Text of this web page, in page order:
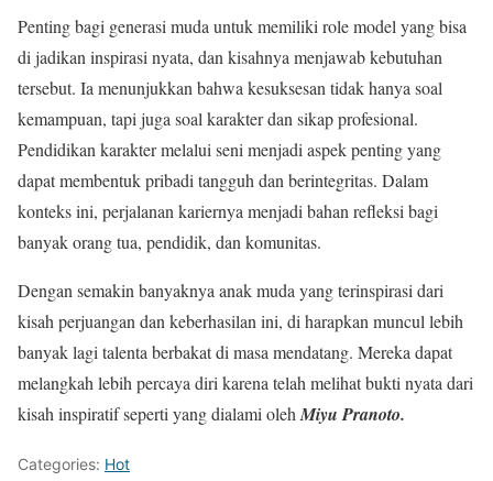
Penting bagi generasi muda untuk memiliki role model yang bisa
di jadikan inspirasi nyata, dan kisahnya menjawab kebutuhan
tersebut. Ia menunjukkan bahwa kesuksesan tidak hanya soal
kemampuan, tapi juga soal karakter dan sikap profesional.
Pendidikan karakter melalui seni menjadi aspek penting yang
dapat membentuk pribadi tangguh dan berintegritas. Dalam
konteks ini, perjalanan kariernya menjadi bahan refleksi bagi
banyak orang tua, pendidik, dan komunitas.
Dengan semakin banyaknya anak muda yang terinspirasi dari
kisah perjuangan dan keberhasilan ini, di harapkan muncul lebih
banyak lagi talenta berbakat di masa mendatang. Mereka dapat
melangkah lebih percaya diri karena telah melihat bukti nyata dari
kisah inspiratif seperti yang dialami oleh Miyu Pranoto.
Categories: Hot